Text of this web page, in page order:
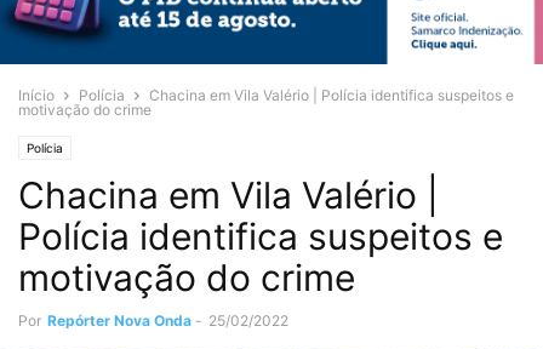
Início Polícia
Chacina em Vila Valério | Polícia identifica suspeitos e
motivação do crime
Polícia
Chacina em Vila Valério |
Polícia identifica suspeitos e
motivação do crime
Por Repórter Nova Onda - 25/02/2022